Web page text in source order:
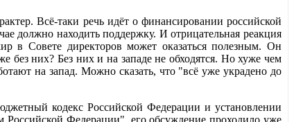
Всё-таки речь идёт о финансировании российской
должно находить поддержку. И отрицательная реакция
в Совете директоров может оказаться полезным. Он
без них? Без них и на западе не обходятся. Но хуже чем
на запад. Можно сказать, что "всё уже украдено до
кодекс Российской Федерации и установлении
Российской Федерации", его обсуждение проходило уже